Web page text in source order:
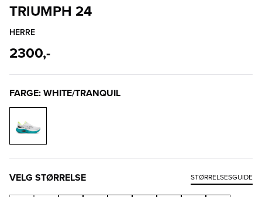
TRIUMPH 24
HERRE
2300,-
FARGE: WHITE/TRANQUIL
VELG STØRRELSE STØRRELSESGUIDE